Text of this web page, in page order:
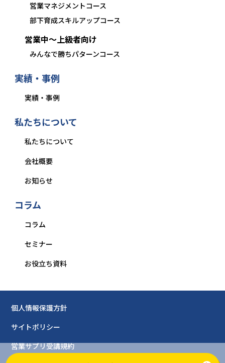
営業マネジメントコース
部下育成スキルアップコース
営業中〜上級者向け
みんなで勝ちパターンコース
実績・事例
実績・事例
私たちについて
私たちについて
会社概要
お知らせ
コラム
コラム
セミナー
お役立ち資料
個人情報保護方針
サイトポリシー
営業サプリ受講規約